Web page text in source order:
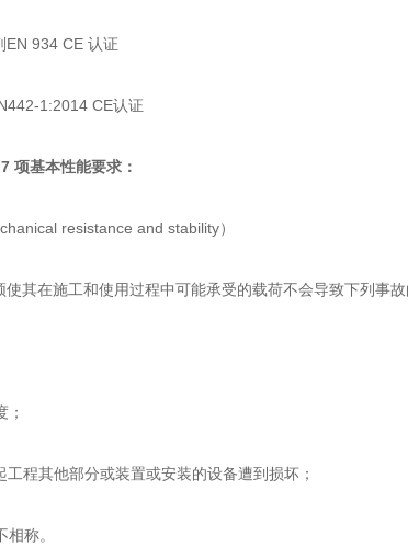
EN 934 CE 认证
1:2014 CE认证
项基本性能要求：
resistance and stability）
其在施工和使用过程中可能承受的载荷不会导致下列事故
程其他部分或装置或安装的设备遭到损坏；
称。